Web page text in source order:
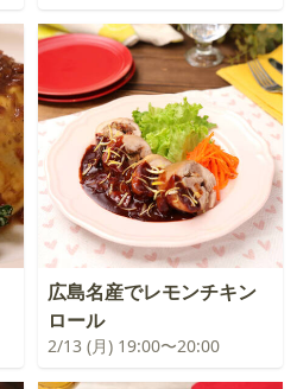
広島名産でレモンチキン
ロール
2/13 (月) 19:00〜20:00